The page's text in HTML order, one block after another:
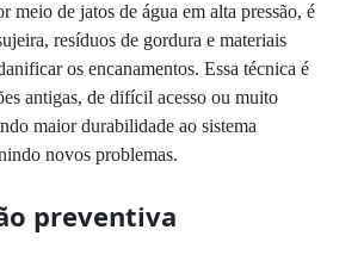
meio de jatos de água em alta pressão, é
resíduos de gordura e materiais
os encanamentos. Essa técnica é
antigas, de difícil acesso ou muito
maior durabilidade ao sistema
novos problemas.
preventiva